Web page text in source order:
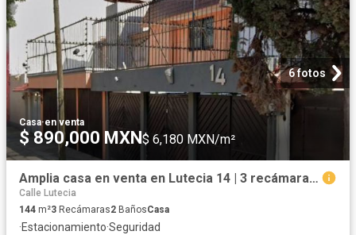
6 fotos
Casa·en venta
$ 890,000 MXN$ 6,180 MXN/m²
Amplia casa en venta en Lutecia 14 | 3 recámaras, 3 estacionamientos
Calle Lutecia
144 m²3 Recámaras2 BañosCasa
·Estacionamiento·Seguridad